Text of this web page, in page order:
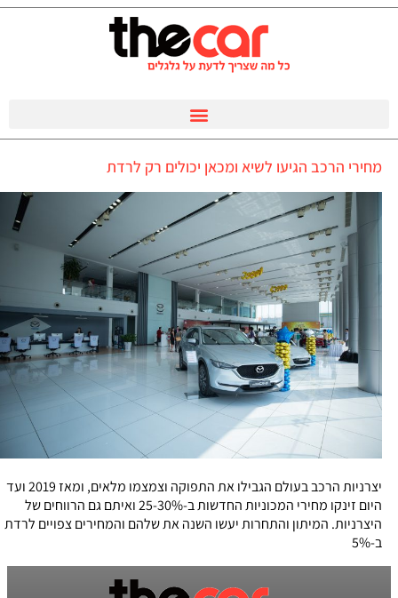
מחירי הרכב הגיעו לשיא ומכאן יכולים רק לרדת
יצרניות הרכב בעולם הגבילו את התפוקה וצמצמו מלאים, ומאז 2019 ועד
היום זינקו מחירי המכוניות החדשות ב-25-30% ואיתם גם הרווחים של
היצרניות. המיתון והתחרות יעשו השנה את שלהם והמחירים צפויים לרדת
ב-5%